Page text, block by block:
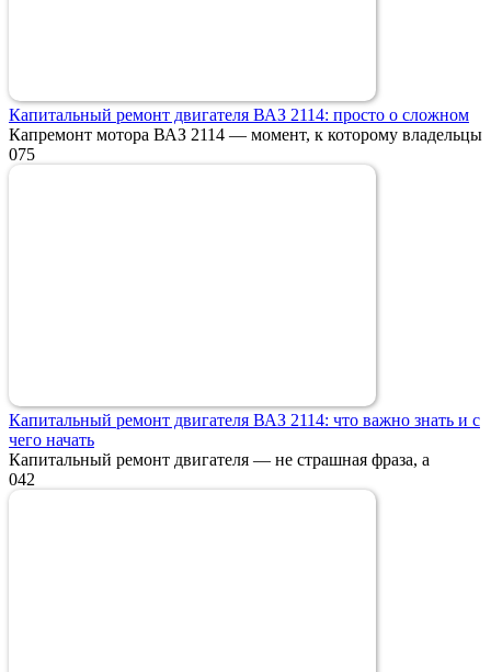
Капитальный ремонт двигателя ВАЗ 2114: просто о сложном
Капремонт мотора ВАЗ 2114 — момент, к которому владельцы
075
Капитальный ремонт двигателя ВАЗ 2114: что важно знать и с
чего начать
Капитальный ремонт двигателя — не страшная фраза, а
042